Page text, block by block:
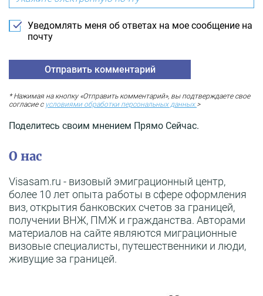
Уведомлять меня об ответах на мое сообщение на
почту
* Нажимая на кнопку «Отправить комментарий», вы подтверждаете свое
согласие с условиями обработки персональных данных.>
Поделитесь своим мнением Прямо Сейчас.
О нас
Visasam.ru - визовый эмиграционный центр,
более 10 лет опыта работы в сфере оформления
виз, открытия банковских счетов за границей,
получении ВНЖ, ПМЖ и гражданства. Авторами
материалов на сайте являются миграционные
визовые специалисты, путешественники и люди,
живущие за границей.